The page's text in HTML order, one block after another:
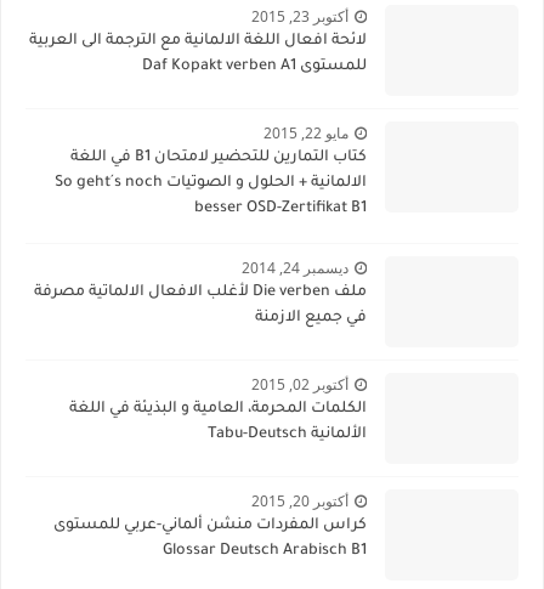
أكتوبر 23, 2015
لائحة افعال اللغة الالمانية مع الترجمة الى العربية
للمستوى Daf Kopakt verben A1
مايو 22, 2015
كتاب التمارين للتحضير لامتحان B1 في اللغة
الالمانية + الحلول و الصوتيات So geht´s noch
besser OSD-Zertifikat B1
ديسمبر 24, 2014
ملف Die verben لأغلب الافعال الالماتية مصرفة
في جميع الازمنة
أكتوبر 02, 2015
الكلمات المحرمة، العامية و البذيئة في اللغة
الألمانية Tabu-Deutsch
أكتوبر 20, 2015
كراس المفردات منشن ألماني-عربي للمستوى
Glossar Deutsch Arabisch B1